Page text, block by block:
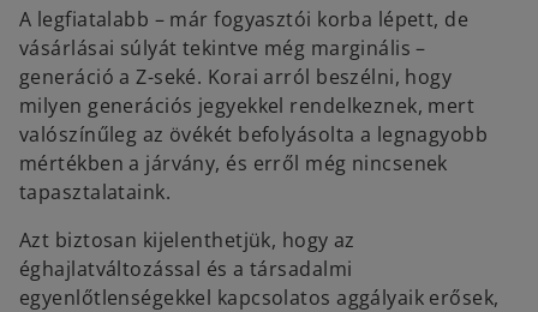
A legfiatalabb – már fogyasztói korba lépett, de
vásárlásai súlyát tekintve még marginális –
generáció a Z-seké. Korai arról beszélni, hogy
milyen generációs jegyekkel rendelkeznek, mert
valószínűleg az övékét befolyásolta a legnagyobb
mértékben a járvány, és erről még nincsenek
tapasztalataink.
Azt biztosan kijelenthetjük, hogy az
éghajlatváltozással és a társadalmi
egyenlőtlenségekkel kapcsolatos aggályaik erősek,